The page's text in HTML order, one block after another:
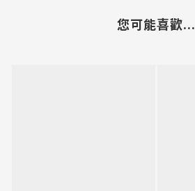
您可能喜歡...